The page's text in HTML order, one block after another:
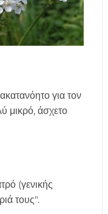
για τον
μικρό, άσχετο
(γενικής
τους".